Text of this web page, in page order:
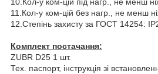
10.Кол-у ком-цій під нагр., не менш
11.Кол-у ком-цій без нагр., не менш
12.Степінь захисту за ГОСТ 14254:
Комплект постачання:
ZUBR D25 1 шт.
Тех. паспорт, інструкція зі